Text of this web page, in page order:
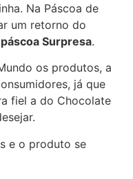
Na Páscoa de
um retorno do
Surpresa.
os produtos, a
já que
fiel a do Chocolate
e o produto se